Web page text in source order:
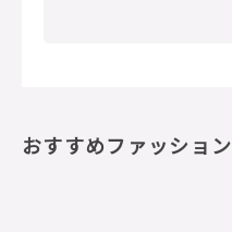
おすすめファッション